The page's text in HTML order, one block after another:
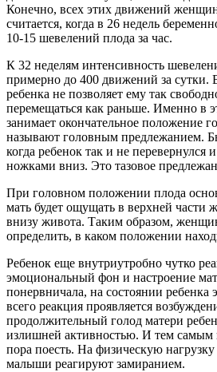
Конечно, всех этих движений
считается, когда в 26 недель
10-15 шевелений плода за час.
К 32 неделям интенсивность
примерно до 400 движений за сутки.
ребенка не позволяет ему так
перемещаться как раньше. Именно в
занимает окончательное положение
называют головным предлежанием.
когда ребенок так и не перевернулся
ножками вниз. Это тазовое
При головном положении плода
мать будет ощущать в верхней части
внизу живота. Таким образом,
определить, в каком положении
Ребенок еще внутриутробно чутко
эмоциональный фон и настроение
понервничала, на состоянии ребенка
всего реакция проявляется
продолжительный голод матери
излишней активностью. И тем самым
пора поесть. На физическую
малыши реагируют замиранием.